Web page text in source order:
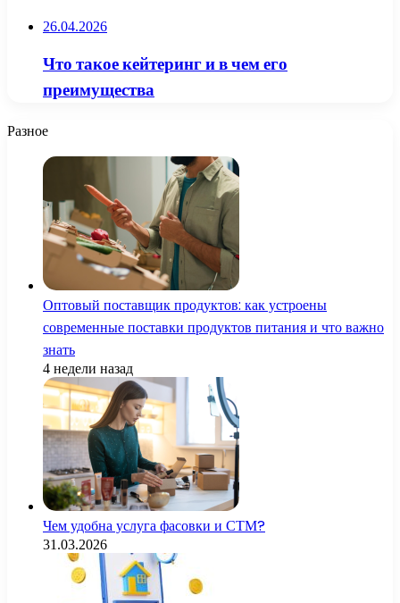
26.04.2026
Что такое кейтеринг и в чем его
преимущества
Разное
Оптовый поставщик продуктов: как устроены
современные поставки продуктов питания и что важно
знать
4 недели назад
Чем удобна услуга фасовки и СТМ?
31.03.2026